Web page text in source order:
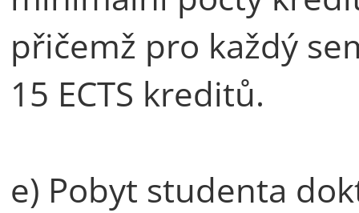
přičemž pro každý
15 ECTS kreditů.
e) Pobyt studenta